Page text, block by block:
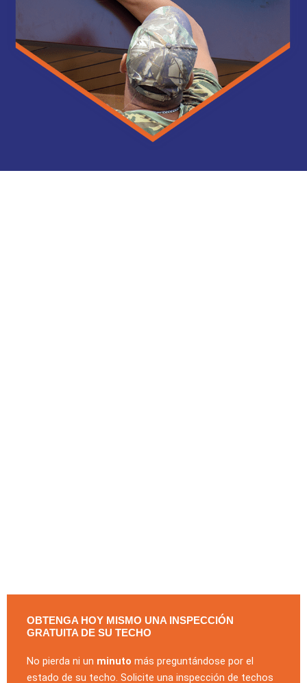
OBTENGA HOY MISMO UNA INSPECCIÓN
GRATUITA DE SU TECHO
No pierda ni un minuto más preguntándose por el
estado de su techo. Solicite una inspección de techos